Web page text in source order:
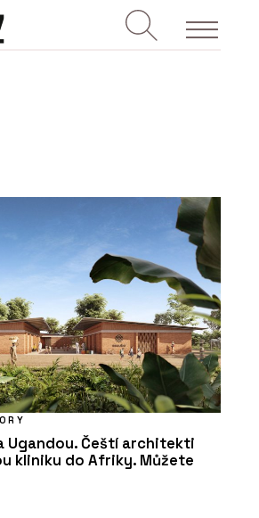
Ugandou. Čeští architekti
kliniku do Afriky. Můžete